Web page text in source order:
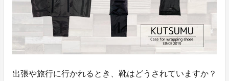
出張や旅行に行かれるとき、靴はどうされていますか？